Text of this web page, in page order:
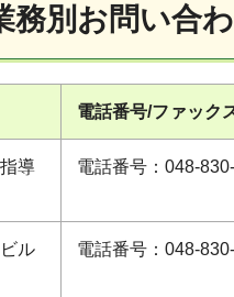
務別お問い合
電話番号/ファック
導
電話番号：048-
ル
電話番号：048-